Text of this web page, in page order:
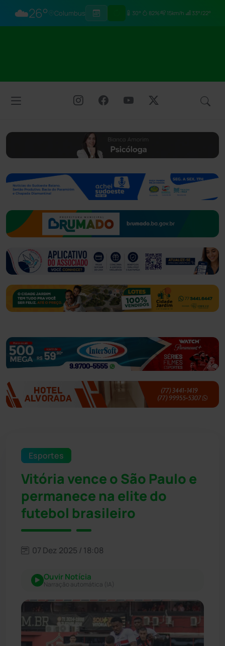
☁️26° Columbus 30° 82% 15km/h 33°/22°
Esportes
Vitória vence o São Paulo e
permanece na elite do
futebol brasileiro
07 Dez 2025 / 18:08
Ouvir Notícia
Narração automática (IA)